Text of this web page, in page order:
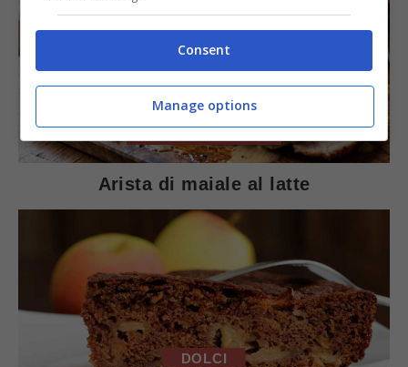
Arista di maiale al latte
DOLCI
Consent
Manage options